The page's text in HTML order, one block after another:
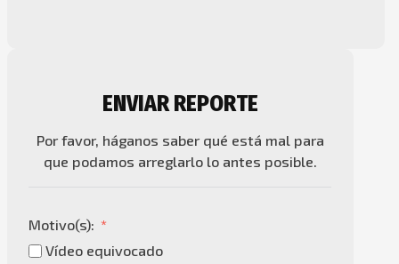
ENVIAR REPORTE
Por favor, háganos saber qué está mal para
que podamos arreglarlo lo antes posible.
Motivo(s):
Vídeo equivocado